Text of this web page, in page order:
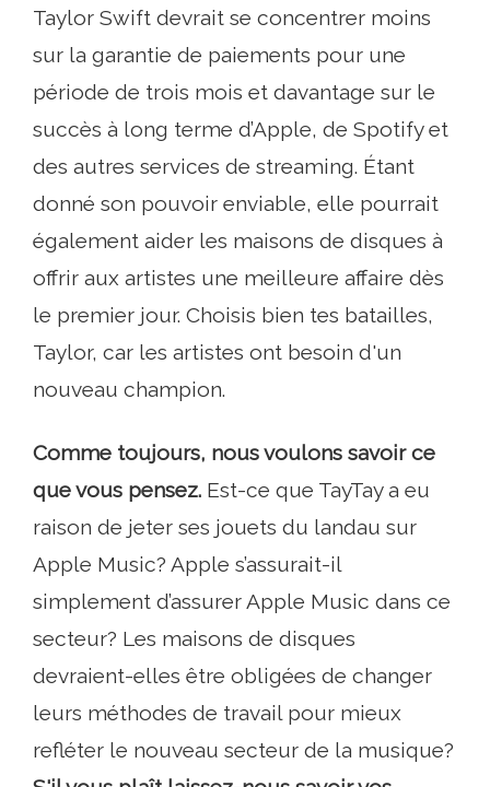
Taylor Swift devrait se concentrer moins
sur la garantie de paiements pour une
période de trois mois et davantage sur le
succès à long terme d’Apple, de Spotify et
des autres services de streaming. Étant
donné son pouvoir enviable, elle pourrait
également aider les maisons de disques à
offrir aux artistes une meilleure affaire dès
le premier jour. Choisis bien tes batailles,
Taylor, car les artistes ont besoin d'un
nouveau champion.
Comme toujours, nous voulons savoir ce
que vous pensez. Est-ce que TayTay a eu
raison de jeter ses jouets du landau sur
Apple Music? Apple s’assurait-il
simplement d’assurer Apple Music dans ce
secteur? Les maisons de disques
devraient-elles être obligées de changer
leurs méthodes de travail pour mieux
refléter le nouveau secteur de la musique?